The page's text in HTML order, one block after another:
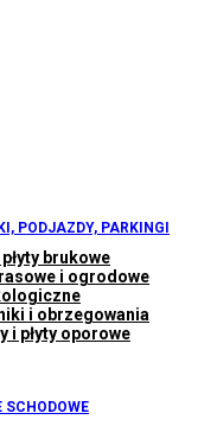
PODJAZDY, PARKINGI
brukowe
i ogrodowe
i obrzegowania
i płyty oporowe
SCHODOWE